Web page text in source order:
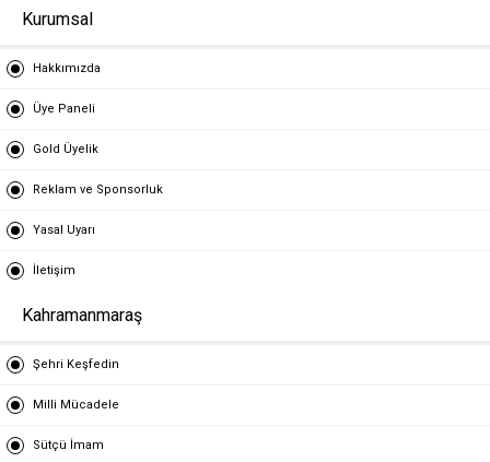
Kurumsal
Hakkımızda
Üye Paneli
Gold Üyelik
Reklam ve Sponsorluk
Yasal Uyarı
İletişim
Kahramanmaraş
Şehri Keşfedin
Milli Mücadele
Sütçü İmam